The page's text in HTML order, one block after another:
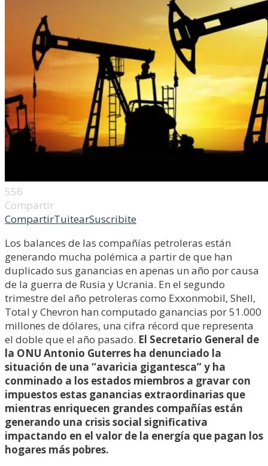
556
Compartir
CompartirTuitearSuscribite
Los balances de las compañías petroleras están
generando mucha polémica a partir de que han
duplicado sus ganancias en apenas un año por causa
de la guerra de Rusia y Ucrania. En el segundo
trimestre del año petroleras como Exxonmobil, Shell,
Total y Chevron han computado ganancias por 51.000
millones de dólares, una cifra récord que representa
el doble que el año pasado. El Secretario General de
la ONU Antonio Guterres ha denunciado la
situación de una “avaricia gigantesca” y ha
conminado a los estados miembros a gravar con
impuestos estas ganancias extraordinarias que
mientras enriquecen grandes compañías están
generando una crisis social significativa
impactando en el valor de la energía que pagan los
hogares más pobres.